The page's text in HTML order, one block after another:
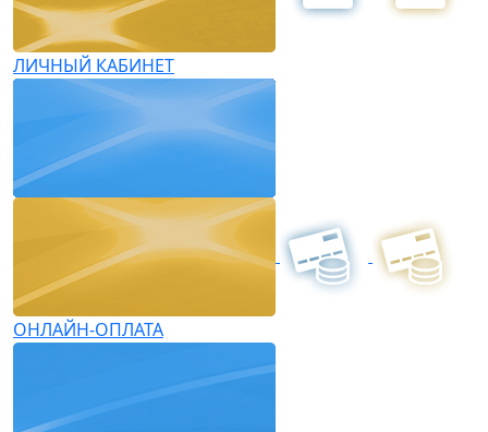
ЛИЧНЫЙ КАБИНЕТ
ОНЛАЙН-ОПЛАТА